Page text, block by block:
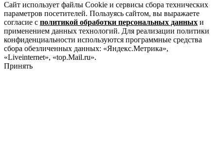
Сайт использует файлы Cookie и сервисы сбора технических
параметров посетителей. Пользуясь сайтом, вы выражаете
согласие с политикой обработки персональных данных и
применением данных технологий. Для реализации политики
конфиденциальности используются программные средства
сбора обезличенных данных: «Яндекс.Метрика»,
«Liveinternet», «top.Mail.ru».
Принять